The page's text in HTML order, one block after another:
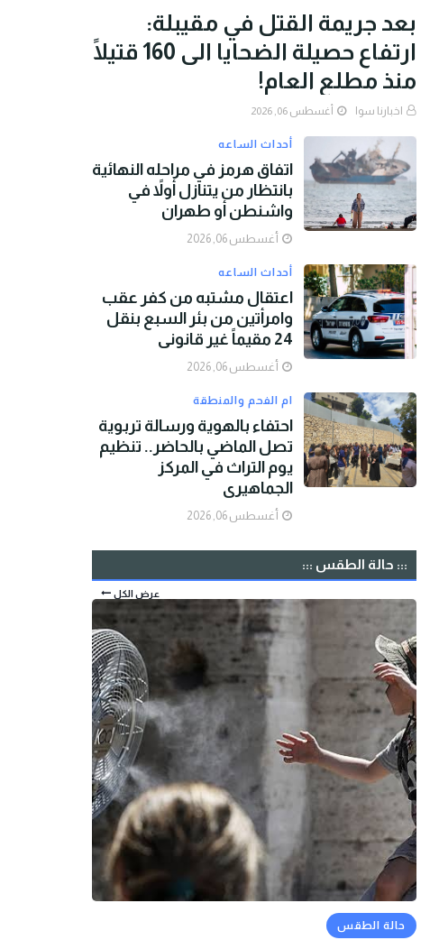
بعد جريمة القتل في مقيبلة:
ارتفاع حصيلة الضحايا الى 160 قتيلًا
منذ مطلع العام!
اخبارنا سوا أغسطس 06, 2026
أحداث الساعه
اتفاق هرمز في مراحله النهائية
بانتظار من يتنازل أولاً في
واشنطن أو طهران
أغسطس 06, 2026
أحداث الساعه
اعتقال مشتبه من كفر عقب
وامرأتين من بئر السبع بنقل
24 مقيماً غير قانوني
أغسطس 06, 2026
ام الفحم والمنطقة
احتفاء بالهوية ورسالة تربوية
تصل الماضي بالحاضر.. تنظيم
يوم التراث في المركز
الجماهيري
أغسطس 06, 2026
::: حالة الطقس :::
عرض الكل
حالة الطقس